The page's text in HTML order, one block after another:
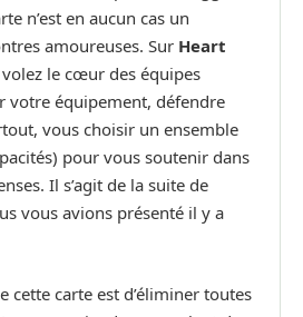
n’est en aucun cas un
amoureuses. Sur Heart
le cœur des équipes
votre équipement, défendre
vous choisir un ensemble
pour vous soutenir dans
Il s’agit de la suite de
vous avions présenté il y a
cette carte est d’éliminer toutes